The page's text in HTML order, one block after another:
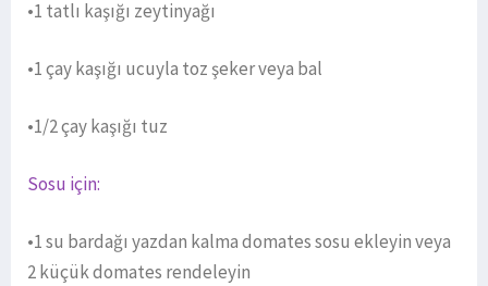
•1 tatlı kaşığı zeytinyağı
•1 çay kaşığı ucuyla toz şeker veya bal
•1/2 çay kaşığı tuz
Sosu için:
•1 su bardağı yazdan kalma domates sosu ekleyin veya
2 küçük domates rendeleyin